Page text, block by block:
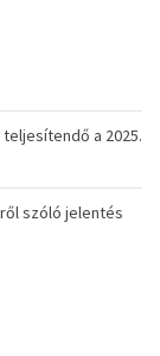
a 2025.
szóló jelentés